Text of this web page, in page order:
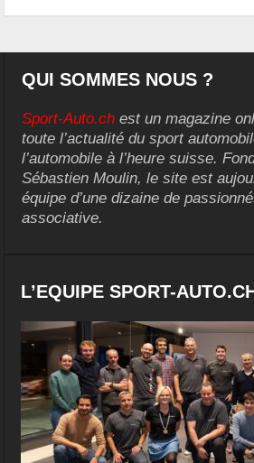
QUI SOMMES NOUS ?
Sport-Auto.ch est un magazine
toute l’actualité du sport
l’automobile à l’heure suisse.
Sébastien Moulin, le site est
équipe d’une dizaine de
associative.
L’EQUIPE SPORT-